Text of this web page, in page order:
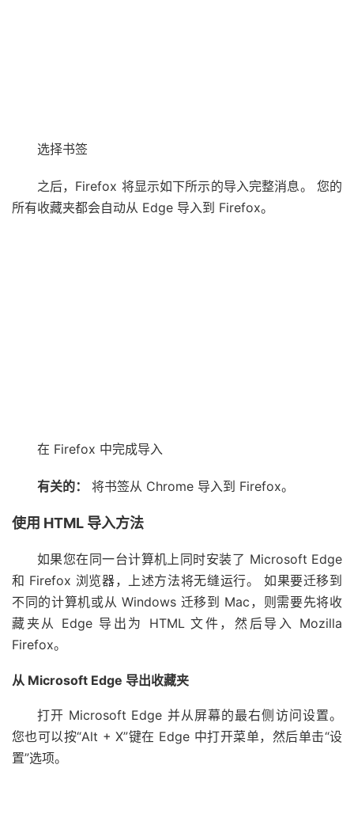
选择书签
之后，Firefox 将显示如下所示的导入完整消息。 您的
所有收藏夹都会自动从 Edge 导入到 Firefox。
在 Firefox 中完成导入
有关的： 将书签从 Chrome 导入到 Firefox。
使用 HTML 导入方法
如果您在同一台计算机上同时安装了 Microsoft Edge
和 Firefox 浏览器，上述方法将无缝运行。 如果要迁移到
不同的计算机或从 Windows 迁移到 Mac，则需要先将收
藏夹从 Edge 导出为 HTML 文件，然后导入 Mozilla
Firefox。
从 Microsoft Edge 导出收藏夹
打开 Microsoft Edge 并从屏幕的最右侧访问设置。
您也可以按“Alt + X”键在 Edge 中打开菜单，然后单击“设
置”选项。